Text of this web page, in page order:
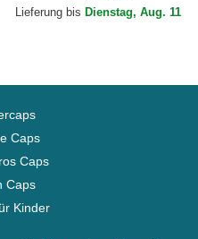
Lieferung bis Dienstag, Aug. 11
Caps
Caps
Caps
Kinder